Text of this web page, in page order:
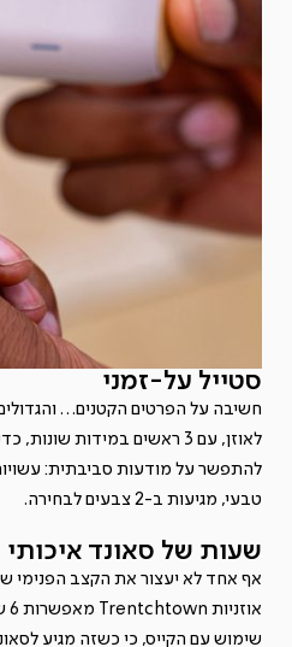
סטייל על-זמני
חשיבה על הפרטים הקטנים…
לאוזן, עם 3 ראשים במידות
להתפשר על מודעות סביבתית:
טבעי, מגיעות ב-2 צבעים לבחירה.
שעות של סאונד איכותי
אף אחד לא יעצור את הקצב הפנימי
שימוש עם הקייס, כי כשזה מגיע